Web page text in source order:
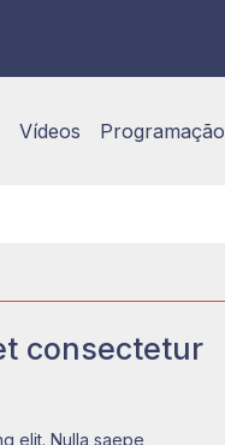
Vídeos Programação
consectetur
elit. Nulla saepe,